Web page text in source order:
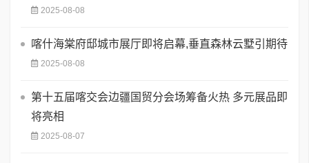
2025-08-08
喀什海棠府邸城市展厅即将启幕,垂直森林云墅引期待
2025-08-08
第十五届喀交会边疆国贸分会场筹备火热 多元展品即
将亮相
2025-08-07